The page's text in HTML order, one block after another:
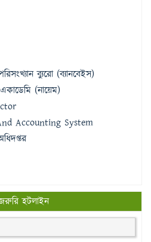
ব্যুরো (ব্যানবেইস)
একাডেমি (নায়েম)
Accounting System
হটলাইন